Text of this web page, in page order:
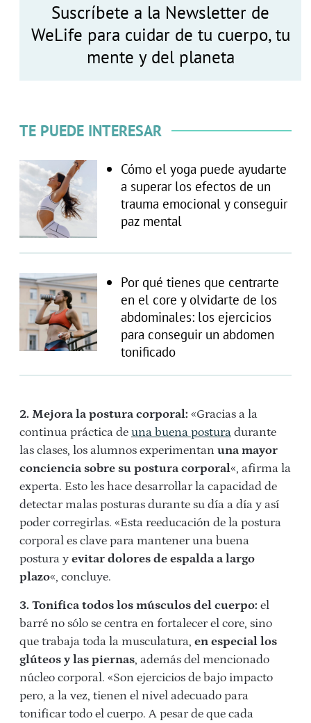
Suscríbete a la Newsletter de
WeLife para cuidar de tu cuerpo, tu
mente y del planeta
TE PUEDE INTERESAR
Cómo el yoga puede ayudarte
a superar los efectos de un
trauma emocional y conseguir
paz mental
Por qué tienes que centrarte
en el core y olvidarte de los
abdominales: los ejercicios
para conseguir un abdomen
tonificado
2. Mejora la postura corporal: «Gracias a la
continua práctica de una buena postura durante
las clases, los alumnos experimentan una mayor
conciencia sobre su postura corporal«, afirma la
experta. Esto les hace desarrollar la capacidad de
detectar malas posturas durante su día a día y así
poder corregirlas. «Esta reeducación de la postura
corporal es clave para mantener una buena
postura y evitar dolores de espalda a largo
plazo«, concluye.
3. Tonifica todos los músculos del cuerpo: el
barré no sólo se centra en fortalecer el core, sino
que trabaja toda la musculatura, en especial los
glúteos y las piernas, además del mencionado
núcleo corporal. «Son ejercicios de bajo impacto
pero, a la vez, tienen el nivel adecuado para
tonificar todo el cuerpo. A pesar de que cada